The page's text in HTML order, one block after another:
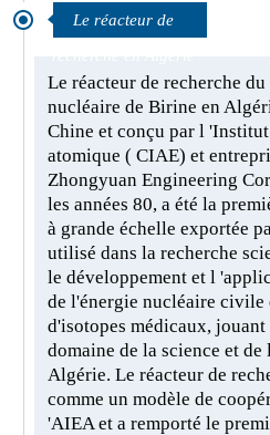
Le réacteur de
Le réacteur de recherche
nucléaire de Birine en
Chine et conçu par l
atomique ( CIAE) et
Zhongyuan Engineering
les années 80, a été la
à grande échelle exportée
utilisé dans la recherche
le développement et l
de l'énergie nucléaire civile
d'isotopes médicaux,
domaine de la science et
Algérie. Le réacteur de
comme un modèle de
'AIEA et a remporté le